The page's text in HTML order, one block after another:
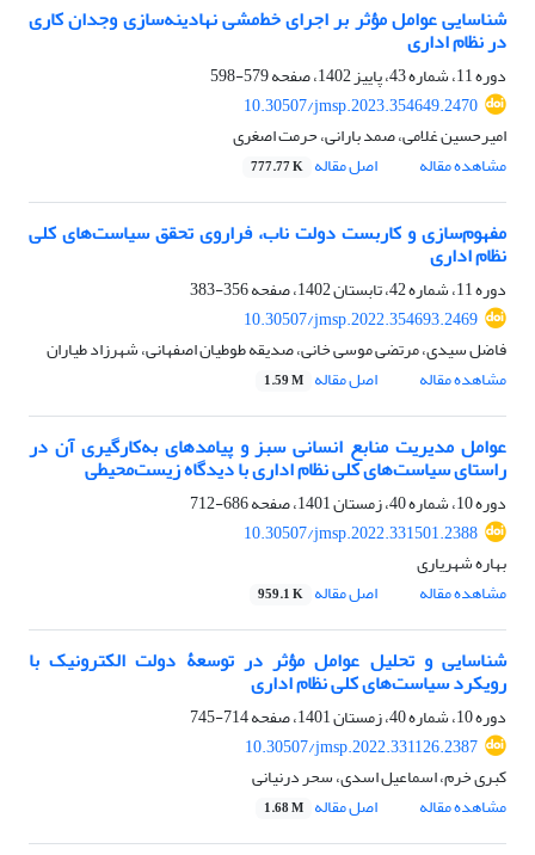
شناسایی عوامل مؤثر بر اجرای خط‌مشی نهادینه‌سازی وجدان کاری
در نظام اداری
دوره 11، شماره 43، پاییز 1402، صفحه
579-598
10.30507/jmsp.2023.354649.2470
امیرحسین غلامی، صمد بارانی، حرمت اصغری
مشاهده مقاله
اصل مقاله 777.77 K
مفهوم‌سازی و کاربست دولت ناب، فراروی تحقق سیاست‌های کلی
نظام اداری
دوره 11، شماره 42، تابستان 1402، صفحه
356-383
10.30507/jmsp.2022.354693.2469
فاضل سیدی، مرتضی موسی خانی، صدیقه طوطیان اصفهانی، شهرزاد طیاران
مشاهده مقاله
اصل مقاله 1.59 M
عوامل مدیریت منابع انسانی سبز و پیامدهای به‌کارگیری آن در
راستای سیاست‌های کلی نظام اداری با دیدگاه زیست‌محیطی
دوره 10، شماره 40، زمستان 1401، صفحه
686-712
10.30507/jmsp.2022.331501.2388
بهاره شهریاری
مشاهده مقاله
اصل مقاله 959.1 K
شناسایی و تحلیل عوامل مؤثر در توسعۀ دولت الکترونیک با
رویکرد سیاست‌های کلی نظام اداری
دوره 10، شماره 40، زمستان 1401، صفحه
714-745
10.30507/jmsp.2022.331126.2387
کبری خرم، اسماعیل اسدی، سحر درنیانی
مشاهده مقاله
اصل مقاله 1.68 M